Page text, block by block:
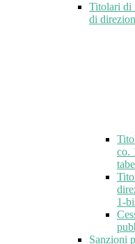
Titolari di
di
co.
1-
Sanzioni